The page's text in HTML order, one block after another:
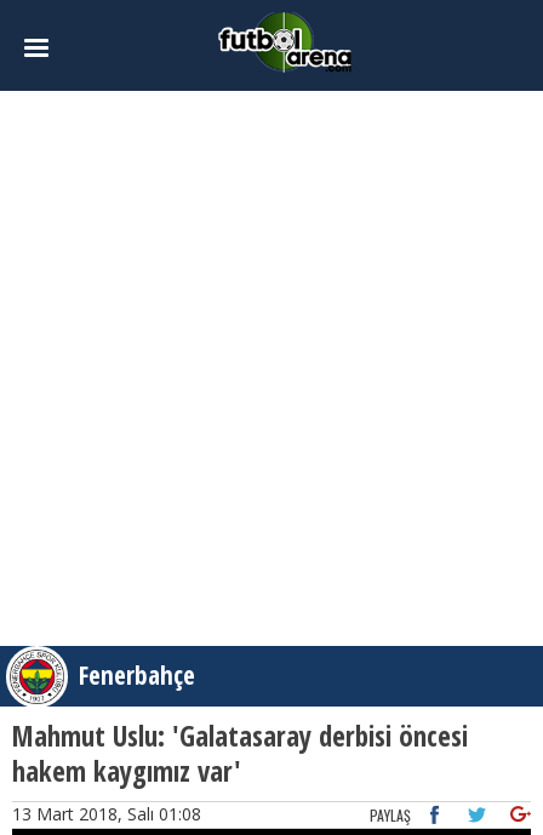
Fenerbahçe
Mahmut Uslu: 'Galatasaray derbisi öncesi
hakem kaygımız var'
13 Mart 2018, Salı 01:08 PAYLAŞ